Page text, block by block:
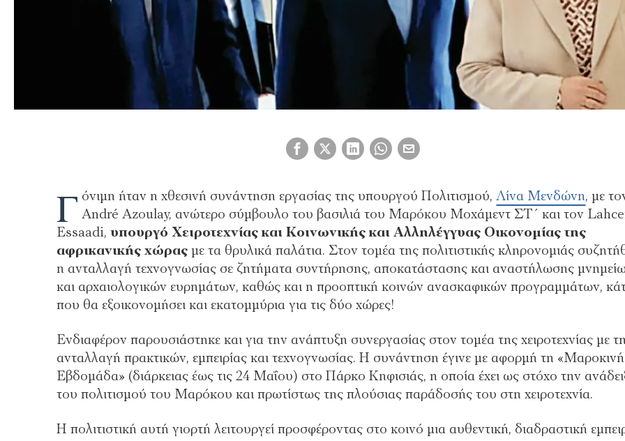
Γ όνιμη ήταν η χθεσινή συνάντηση εργασίας της υπουργού Πολιτισμού,Λίνα Μενδώνη, με
André Azoulay, ανώτερο σύμβουλο του βασιλιά του Μαρόκου Μοχάμεντ ΣΤ΄ και τον
Essaadi, υπουργό Χειροτεχνίας και Κοινωνικής και Αλληλέγγυας Οικονομίας της
αφρικανικής χώραςμε τα θρυλικά παλάτια. Στον τομέα της πολιτιστικής κληρονομιάς
η ανταλλαγή τεχνογνωσίας σε ζητήματα συντήρησης, αποκατάστασης και αναστήλωσης
και αρχαιολογικών ευρημάτων, καθώς και η προοπτική κοινών ανασκαφικών προγραμμάτων,
που θα εξοικονομήσει και εκατομμύρια για τις δύο χώρες!
Ενδιαφέρον παρουσιάστηκε και για την ανάπτυξη συνεργασίας στον τομέα της χειροτεχνίας με
ανταλλαγή πρακτικών, εμπειρίας και τεχνογνωσίας. Η συνάντηση έγινε με αφορμή τη «Μαροκινή
Εβδομάδα» (διάρκειας έως τις 24 Μαΐου) στο Πάρκο Κηφισιάς, η οποία έχει ως στόχο την
του πολιτισμού του Μαρόκου και πρωτίστως της πλούσιας παράδοσής του στη χειροτεχνία.
Η πολιτιστική αυτή γιορτή λειτουργεί προσφέροντας στο κοινό μια αυθεντική, διαδραστική